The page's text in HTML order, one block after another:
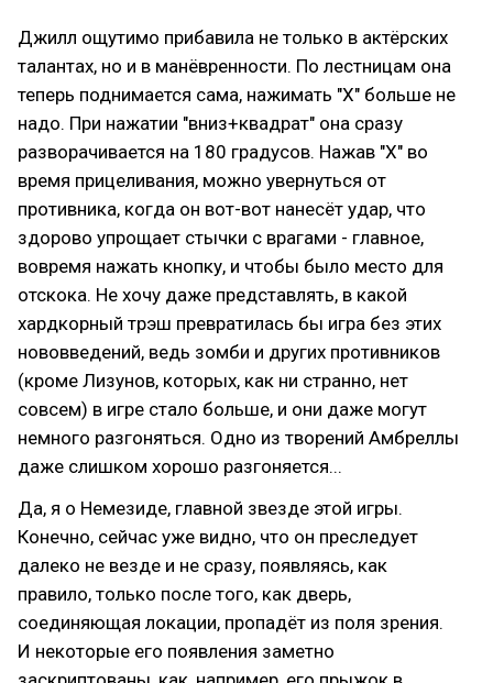
Джилл ощутимо прибавила не только в актёрских
талантах, но и в манёвренности. По лестницам она
теперь поднимается сама, нажимать "Х" больше не
надо. При нажатии "вниз+квадрат" она сразу
разворачивается на 180 градусов. Нажав "Х" во
время прицеливания, можно увернуться от
противника, когда он вот-вот нанесёт удар, что
здорово упрощает стычки с врагами - главное,
вовремя нажать кнопку, и чтобы было место для
отскока. Не хочу даже представлять, в какой
хардкорный трэш превратилась бы игра без этих
нововведений, ведь зомби и других противников
(кроме Лизунов, которых, как ни странно, нет
совсем) в игре стало больше, и они даже могут
немного разгоняться. Одно из творений Амбреллы
даже слишком хорошо разгоняется...
Да, я о Немезиде, главной звезде этой игры.
Конечно, сейчас уже видно, что он преследует
далеко не везде и не сразу, появляясь, как
правило, только после того, как дверь,
соединяющая локации, пропадёт из поля зрения.
И некоторые его появления заметно